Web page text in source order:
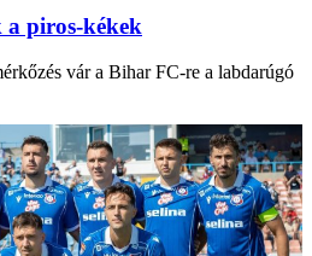
piros-kékek
vár a Bihar FC-re a labdarúgó